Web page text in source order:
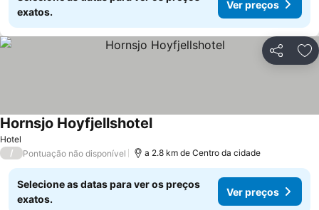
exatos.
Ver preços
Partilhar
Hotel
Hornsjo Hoyfjellshotel
/ Pontuação não disponível a 2.8 km de Centro da cidade
Selecione as datas para ver os preços
exatos.
Ver preços